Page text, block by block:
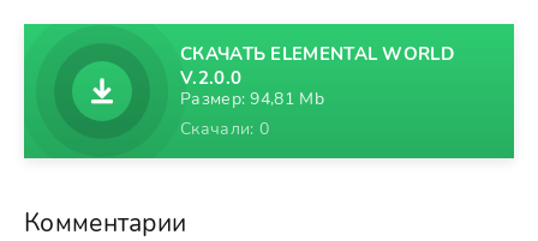
СКАЧАТЬ ELEMENTAL WORLD
V.2.0.0
Размер: 94,81 Mb
Скачали: 0
Комментарии